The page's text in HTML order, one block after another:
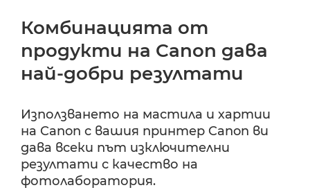
Комбинацията от
продукти на Canon дава
най-добри резултати
Използването на мастила и хартии
на Canon с вашия принтер Canon ви
дава всеки път изключителни
резултати с качество на
фотолаборатория.